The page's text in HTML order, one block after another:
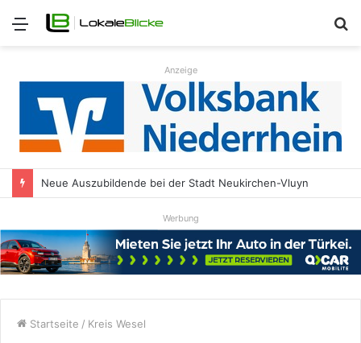
Menü
Anzeige
Neue Auszubildende bei der Stadt Neukirchen-Vluyn
Werbung
Startseite / Kreis Wesel